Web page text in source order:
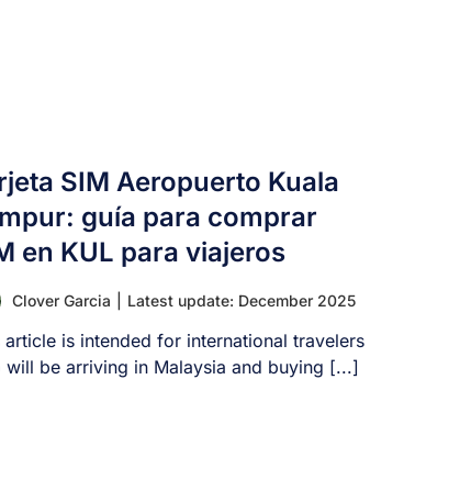
SIM Aeropuerto Kuala
guía para comprar
en KUL para viajeros
Clover Garcia Latest update: December 2025
article is intended for international travelers
will be arriving in Malaysia and buying [...]